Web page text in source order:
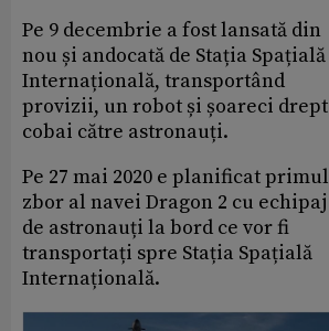
Pe 9 decembrie a fost lansată din
nou și andocată de Stația Spațială
Internațională, transportând
provizii, un robot și șoareci drept
cobai către astronauți.
Pe 27 mai 2020 e planificat primul
zbor al navei Dragon 2 cu echipaj
de astronauți la bord ce vor fi
transportați spre Stația Spațială
Internațională.